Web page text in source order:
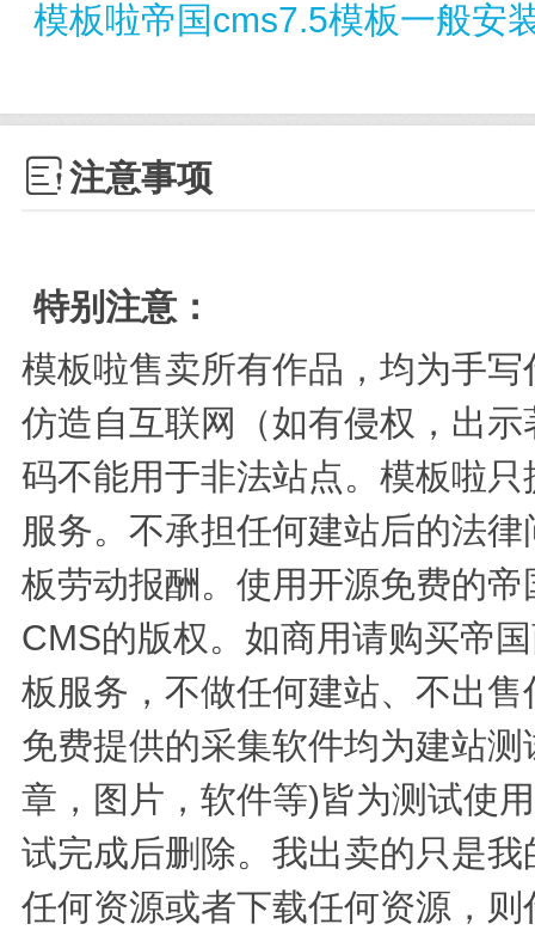
模板啦帝国cms7.5模板一般安
注意事项
特别注意：
模板啦售卖所有作品，均为手
仿造自互联网（如有侵权，出
码不能用于非法站点。模板啦
服务。不承担任何建站后的法
板劳动报酬。使用开源免费的
CMS的版权。如商用请购买帝
板服务，不做任何建站、不出
免费提供的采集软件均为建站
章，图片，软件等)皆为测试使
试完成后删除。我出卖的只是
任何资源或者下载任何资源，